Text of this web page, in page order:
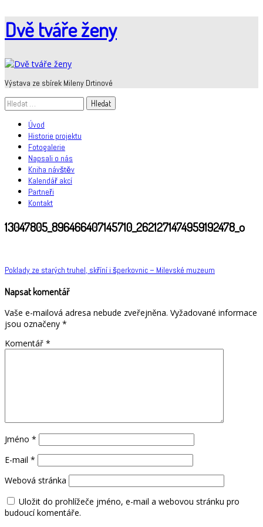
Skip
to
Dvě tváře ženy
Výstava ze sbírek Mileny Drtinové
Vyhledávání
Úvod
Historie projektu
Fotogalerie
Napsali o nás
Kniha návštěv
Kalendář akcí
Partneři
Kontakt
13047805_896466407145710_2621271474959192478_o
Navigace
pro
Poklady ze starých truhel, skříní i šperkovnic – Milevské muzeum
Napsat komentář
Vaše e-mailová adresa nebude zveřejněna. Vyžadované informace
jsou označeny *
Komentář *
Jméno *
E-mail *
Webová stránka
Uložit do prohlížeče jméno, e-mail a webovou stránku pro
budoucí komentáře.